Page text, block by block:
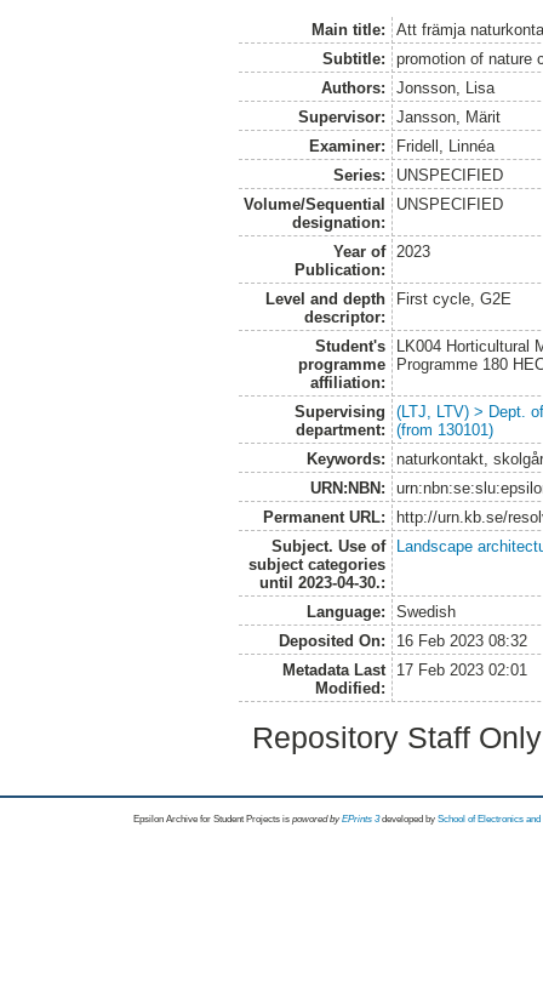
Main title:
Att främja
Subtitle:
promotion of nature
Authors:
Jonsson, Lisa
Supervisor:
Jansson, Märit
Examiner:
Fridell, Linnéa
Series:
UNSPECIFIED
Volume/Sequential
designation:
UNSPECIFIED
Year of
Publication:
2023
Level and depth
descriptor:
First cycle, G2E
Student's
programme
affiliation:
LK004 Horticultural
Programme 180
Supervising
department:
(LTJ, LTV) > Dept.
(from 130101)
Keywords:
naturkontakt,
URN:NBN:
Permanent URL:
http://urn.kb.se/
Subject. Use of
subject categories
until 2023-04-30.:
Landscape
Language:
Swedish
Deposited On:
16 Feb 2023 08:32
Metadata Last
Modified:
17 Feb 2023 02:01
Repository Staff
Epsilon Archive for Student Projects is powored byEPrints 3 developed by School of Electronics